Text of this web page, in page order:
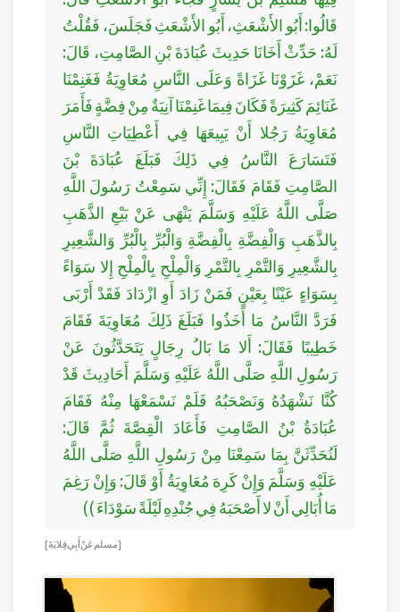
قَالُوا: أَبُو الأَشْعَثِ، أَبُو الأَشْعَثِ فَجَلَسَ، فَقُلْتُ
لَهُ: حَدِّثْ أَخَانَا حَدِيثَ عُبَادَةَ بْنِ الصَّامِتِ، قَالَ:
نَعَمْ، غَزَوْنَا غَزَاةً وَعَلَى النَّاسِ مُعَاوِيَةُ فَغَنِمْنَا
غَنَائِمَ كَثِيرَةً فَكَانَ فِيمَا غَنِمْنَا آنِيَةٌ مِنْ فِضَّةٍ فَأَمَرَ
مُعَاوِيَةُ رَجُلا أَنْ يَبِيعَهَا فِي أَعْطِيَاتِ النَّاسِ
فَتَسَارَعَ النَّاسُ فِي ذَلِكَ فَبَلَغَ عُبَادَةَ بْنَ
الصَّامِتِ فَقَامَ فَقَالَ: إِنِّي سَمِعْتُ رَسُولَ اللَّهِ
صَلَّى اللَّهُ عَلَيْهِ وَسَلَّمَ يَنْهَى عَنْ بَيْعِ الذَّهَبِ
بِالذَّهَبِ وَالْفِضَّةِ بِالْفِضَّةِ وَالْبُرِّ بِالْبُرِّ وَالشَّعِيرِ
بِالشَّعِيرِ وَالتَّمْرِ بِالتَّمْرِ وَالْمِلْحِ بِالْمِلْحِ إِلا سَوَاءً
بِسَوَاءٍ عَيْنًا بِعَيْنٍ فَمَنْ زَادَ أَوِ ازْدَادَ فَقَدْ أَرْبَى
فَرَدَّ النَّاسُ مَا أَخَذُوا فَبَلَغَ ذَلِكَ مُعَاوِيَةَ فَقَامَ
خَطِيبًا فَقَالَ: أَلا مَا بَالُ رِجَالٍ يَتَحَدَّثُونَ عَنْ
رَسُولِ اللَّهِ صَلَّى اللَّهُ عَلَيْهِ وَسَلَّمَ أَحَادِيثَ قَدْ
كُنَّا نَشْهَدُهُ وَنَصْحَبُهُ فَلَمْ نَسْمَعْهَا مِنْهُ فَقَامَ
عُبَادَةُ بْنُ الصَّامِتِ فَأَعَادَ الْقِصَّةَ ثُمَّ قَالَ:
لَنُحَدِّثَنَّ بِمَا سَمِعْنَا مِنْ رَسُولِ اللَّهِ صَلَّى اللَّهُ
عَلَيْهِ وَسَلَّمَ وَإِنْ كَرِهَ مُعَاوِيَةُ أَوْ قَالَ: وَإِنْ رَغِمَ
مَا أُبَالِي أَنْ لا أَصْحَبَهُ فِي جُنْدِهِ لَيْلَةً سَوْدَاءَ ))
[مسلم عَنْ أَبِي قِلابَةَ ]